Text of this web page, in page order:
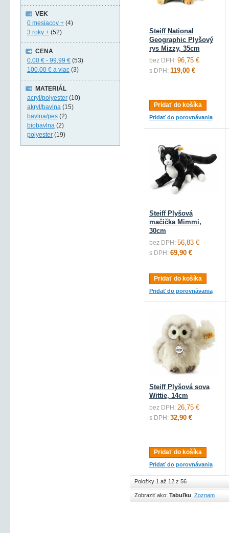
Steiff National
Geographic Plyšový
rys Mizzy, 35cm
bez DPH: 96,75 €
s DPH: 119,00 €
Pridať do košíka
Pridať do porovnávania
Steiff Plyšová
mačička Mimmi,
30cm
bez DPH: 56,83 €
s DPH: 69,90 €
Pridať do košíka
Pridať do porovnávania
Steiff Plyšová sova
Wittie, 14cm
bez DPH: 26,75 €
s DPH: 32,90 €
Pridať do košíka
Pridať do porovnávania
Položky 1 až 12 z 56
Zobraziť ako: Tabuľku Zoznam
VEK
0 mesiacov + (4)
3 roky + (52)
CENA
0,00 € - 99,99 € (53)
100,00 € a viac (3)
MATERIÁL
acryl/polyester (10)
akryl/bavlna (15)
bavlna/pes (2)
biobavlna (2)
polyester (19)